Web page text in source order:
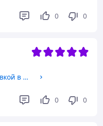
0 0
Тактический подсумок со вставкой в напашник и чехол напашника MOD3 цвета Хищник модульная напашная защита
0 0